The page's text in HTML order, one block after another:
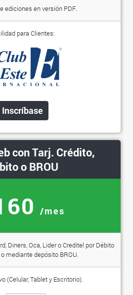
ediciones en versión PDF.
para Clientes:
Inscríbase
con Tarj. Crédito,
o BROU
/mes
Diners, Oca, Lider o Creditel por Débito
mediante depósito BROU.
(Celular, Tablet y Escritorio).